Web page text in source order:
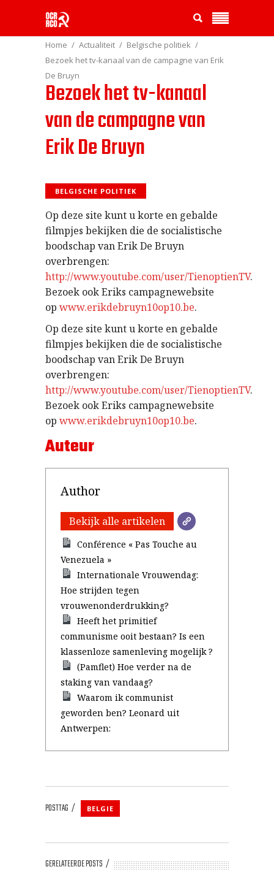
Home Actualiteit
Belgische politiek
Bezoek het tv-kanaal van de campagne van Erik
De Bruyn
Bezoek het tv-kanaal
van de campagne van
Erik De Bruyn
BELGISCHE POLITIEK
Op deze site kunt u korte en gebalde
filmpjes bekijken die de socialistische
boodschap van Erik De Bruyn
overbrengen:
http://www.youtube.com/user/TienoptienTV.
Bezoek ook Eriks campagnewebsite
op www.erikdebruyn10op10.be.
Op deze site kunt u korte en gebalde
filmpjes bekijken die de socialistische
boodschap van Erik De Bruyn
overbrengen:
http://www.youtube.com/user/TienoptienTV.
Bezoek ook Eriks campagnewebsite
op www.erikdebruyn10op10.be.
Auteur
Author
Bekijk alle artikelen
Conférence « Pas Touche au
Venezuela »
Internationale Vrouwendag:
Hoe strijden tegen
vrouwenonderdrukking?
Heeft het primitief
communisme ooit bestaan? Is een
klassenloze samenleving mogelijk ?
(Pamflet) Hoe verder na de
staking van vandaag?
Waarom ik communist
geworden ben? Leonard uit
Antwerpen:
POSTTAG BELGIE
GERELATEERDE POSTS